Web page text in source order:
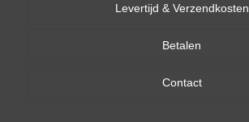
14,0 inch
15,6 inch
17,3 inch
Levertijd & Verzendkosten
Betalen
Contact